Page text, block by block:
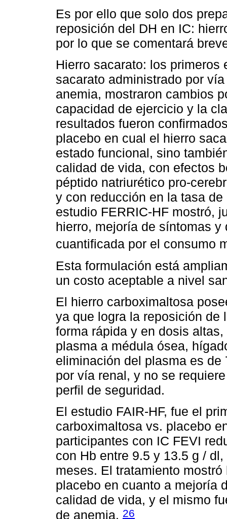
Es por ello que solo dos
reposición del DH en IC:
por lo que se comentará
Hierro sacarato: los
sacarato administrado por
anemia, mostraron cambios
capacidad de ejercicio y la
resultados fueron
placebo en cual el hierro
estado funcional, sino
calidad de vida, con efectos
péptido natriurético pro-
y con reducción en la tasa
estudio FERRIC-HF mostró,
hierro, mejoría de síntomas
cuantificada por el consumo
Esta formulación está
un costo aceptable a nivel
El hierro carboximaltosa
ya que logra la reposición de
forma rápida y en dosis
plasma a médula ósea,
eliminación del plasma es
por vía renal, y no se
perfil de seguridad.
El estudio FAIR-HF, fue el
carboximaltosa vs. placebo
participantes con IC FEVI
con Hb entre 9.5 y 13.5 g /
meses. El tratamiento
placebo en cuanto a mejoría
calidad de vida, y el mismo
de anemia. 26